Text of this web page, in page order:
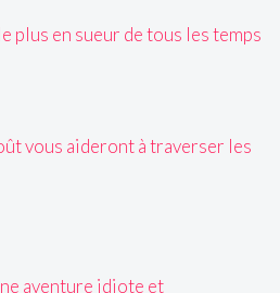
plus en sueur de tous les temps
vous aideront à traverser les
aventure idiote et